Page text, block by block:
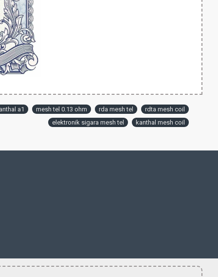
a1 mesh tel 0.13 ohm rda mesh tel
rdta mesh coil
elektronik sigara mesh tel
kanthal mesh coil